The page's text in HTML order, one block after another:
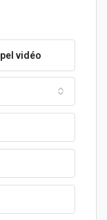
vidéo